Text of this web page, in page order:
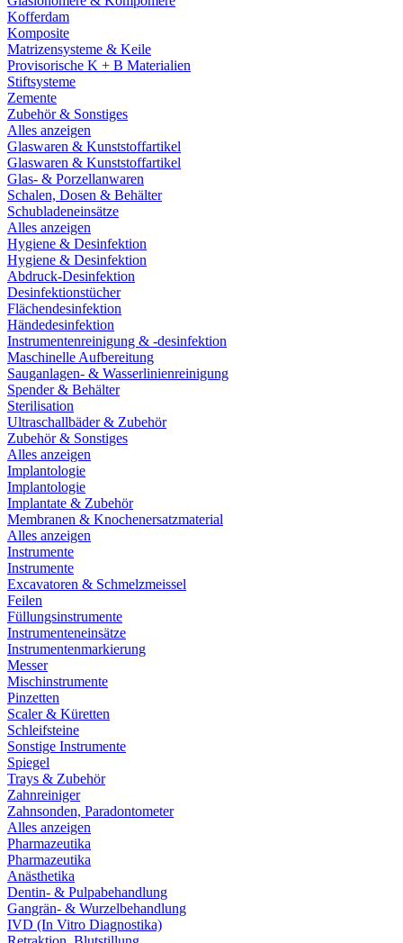
Kofferdam
Komposite
Matrizensysteme & Keile
Provisorische K + B Materialien
Stiftsysteme
Zemente
Zubehör & Sonstiges
Alles anzeigen
Glaswaren & Kunststoffartikel
Glaswaren & Kunststoffartikel
Glas- & Porzellanwaren
Schalen, Dosen & Behälter
Schubladeneinsätze
Alles anzeigen
Hygiene & Desinfektion
Hygiene & Desinfektion
Abdruck-Desinfektion
Desinfektionstücher
Flächendesinfektion
Händedesinfektion
Instrumentenreinigung & -desinfektion
Maschinelle Aufbereitung
Sauganlagen- & Wasserlinienreinigung
Spender & Behälter
Sterilisation
Ultraschallbäder & Zubehör
Zubehör & Sonstiges
Alles anzeigen
Implantologie
Implantologie
Implantate & Zubehör
Membranen & Knochenersatzmaterial
Alles anzeigen
Instrumente
Instrumente
Excavatoren & Schmelzmeissel
Feilen
Füllungsinstrumente
Instrumenteneinsätze
Instrumentenmarkierung
Messer
Mischinstrumente
Pinzetten
Scaler & Küretten
Schleifsteine
Sonstige Instrumente
Spiegel
Trays & Zubehör
Zahnreiniger
Zahnsonden, Paradontometer
Alles anzeigen
Pharmazeutika
Pharmazeutika
Anästhetika
Dentin- & Pulpabehandlung
Gangrän- & Wurzelbehandlung
IVD (In Vitro Diagnostika)